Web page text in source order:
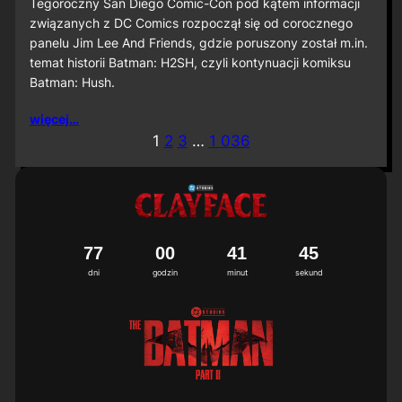
D
C
2
o
w
a
Tegoroczny San Diego Comic-Con pod kątem informacji
związanych z DC Comics rozpoczął się od corocznego
panelu Jim Lee And Friends, gdzie poruszony został m.in.
temat historii Batman: H2SH, czyli kontynuacji komiksu
Batman: Hush.
więcej…
1 2 3 … 1 036
dni
77
godzin
00
minut
41
sekund
42
3